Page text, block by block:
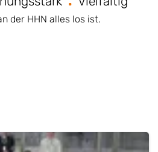
der HHN alles los ist.